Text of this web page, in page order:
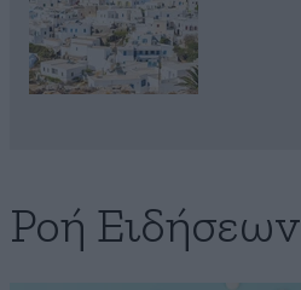
Ροή Ειδήσεων